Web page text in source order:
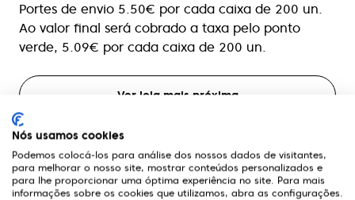
Portes de envio 5.50€ por cada caixa de 200 un.
Ao valor final será cobrado a taxa pelo ponto
verde, 5.09€ por cada caixa de 200 un.
Ver loja mais próxima
Marcar Exame
Nós usamos cookies
Podemos colocá-los para análise dos nossos dados de visitantes,
para melhorar o nosso site, mostrar conteúdos personalizados e
para lhe proporcionar uma óptima experiência no site. Para mais
informações sobre os cookies que utilizamos, abra as configurações.